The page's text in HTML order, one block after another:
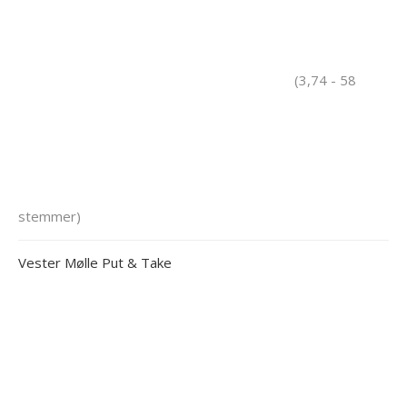
(3,74 - 58
stemmer)
Vester Mølle Put & Take